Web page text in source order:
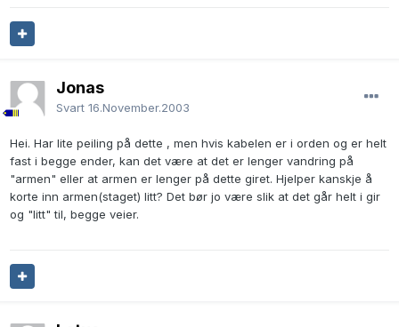
Jonas
Svart 16.November.2003
Hei. Har lite peiling på dette , men hvis kabelen er i orden og er helt
fast i begge ender, kan det være at det er lenger vandring på
"armen" eller at armen er lenger på dette giret. Hjelper kanskje å
korte inn armen(staget) litt? Det bør jo være slik at det går helt i gir
og "litt" til, begge veier.